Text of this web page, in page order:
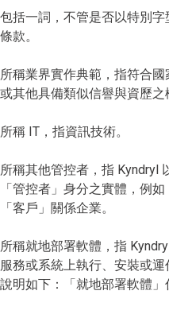
包括一詞，不管是否以特別
條款。
所稱業界實作典範，指符合
或其他具備類似信譽與資歷之
所稱 IT，指資訊技術。
所稱其他管控者，指 Kyndryl
「管控者」身分之實體，例
「客戶」關係企業。
所稱就地部署軟體，指
服務或系統上執行、安裝或
說明如下：「就地部署軟體」